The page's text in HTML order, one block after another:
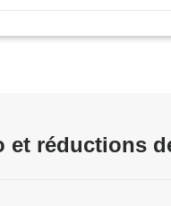
et réductions